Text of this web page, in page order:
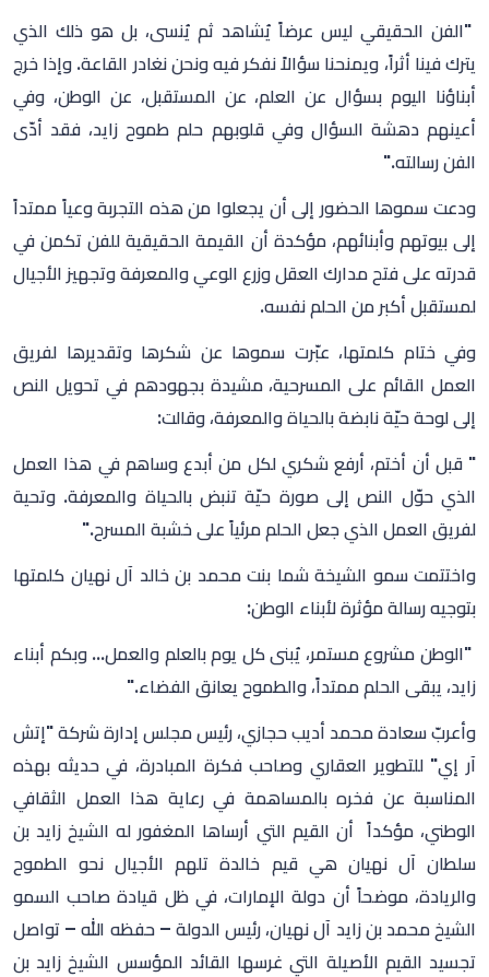
"الفن الحقيقي ليس عرضاً يُشاهد ثم يُنسى، بل هو ذلك الذي
يترك فينا أثراً، ويمنحنا سؤالاً نفكر فيه ونحن نغادر القاعة. وإذا خرج
أبناؤنا اليوم بسؤال عن العلم، عن المستقبل، عن الوطن، وفي
أعينهم دهشة السؤال وفي قلوبهم حلم طموح زايد، فقد أدّى
الفن رسالته."
ودعت سموها الحضور إلى أن يجعلوا من هذه التجربة وعياً ممتداً
إلى بيوتهم وأبنائهم، مؤكدة أن القيمة الحقيقية للفن تكمن في
قدرته على فتح مدارك العقل وزرع الوعي والمعرفة وتجهيز الأجيال
لمستقبل أكبر من الحلم نفسه.
وفي ختام كلمتها، عبّرت سموها عن شكرها وتقديرها لفريق
العمل القائم على المسرحية، مشيدة بجهودهم في تحويل النص
إلى لوحة حيّة نابضة بالحياة والمعرفة، وقالت:
" قبل أن أختم، أرفع شكري لكل من أبدع وساهم في هذا العمل
الذي حوّل النص إلى صورة حيّة تنبض بالحياة والمعرفة. وتحية
لفريق العمل الذي جعل الحلم مرئياً على خشبة المسرح."
واختتمت سمو الشيخة شما بنت محمد بن خالد آل نهيان كلمتها
بتوجيه رسالة مؤثرة لأبناء الوطن:
"الوطن مشروع مستمر، يُبنى كل يوم بالعلم والعمل... وبكم أبناء
زايد، يبقى الحلم ممتداً، والطموح يعانق الفضاء."
وأعربّ سعادة محمد أديب حجازي، رئيس مجلس إدارة شركة "إتش
آر إي" للتطوير العقاري وصاحب فكرة المبادرة، في حديثه بهذه
المناسبة عن فخره بالمساهمة في رعاية هذا العمل الثقافي
الوطني، مؤكداً أن القيم التي أرساها المغفور له الشيخ زايد بن
سلطان آل نهيان هي قيم خالدة تلهم الأجيال نحو الطموح
والريادة، موضحاً أن دولة الإمارات، في ظل قيادة صاحب السمو
الشيخ محمد بن زايد آل نهيان، رئيس الدولة – حفظه الله – تواصل
تجسيد القيم الأصيلة التي غرسها القائد المؤسس الشيخ زايد بن